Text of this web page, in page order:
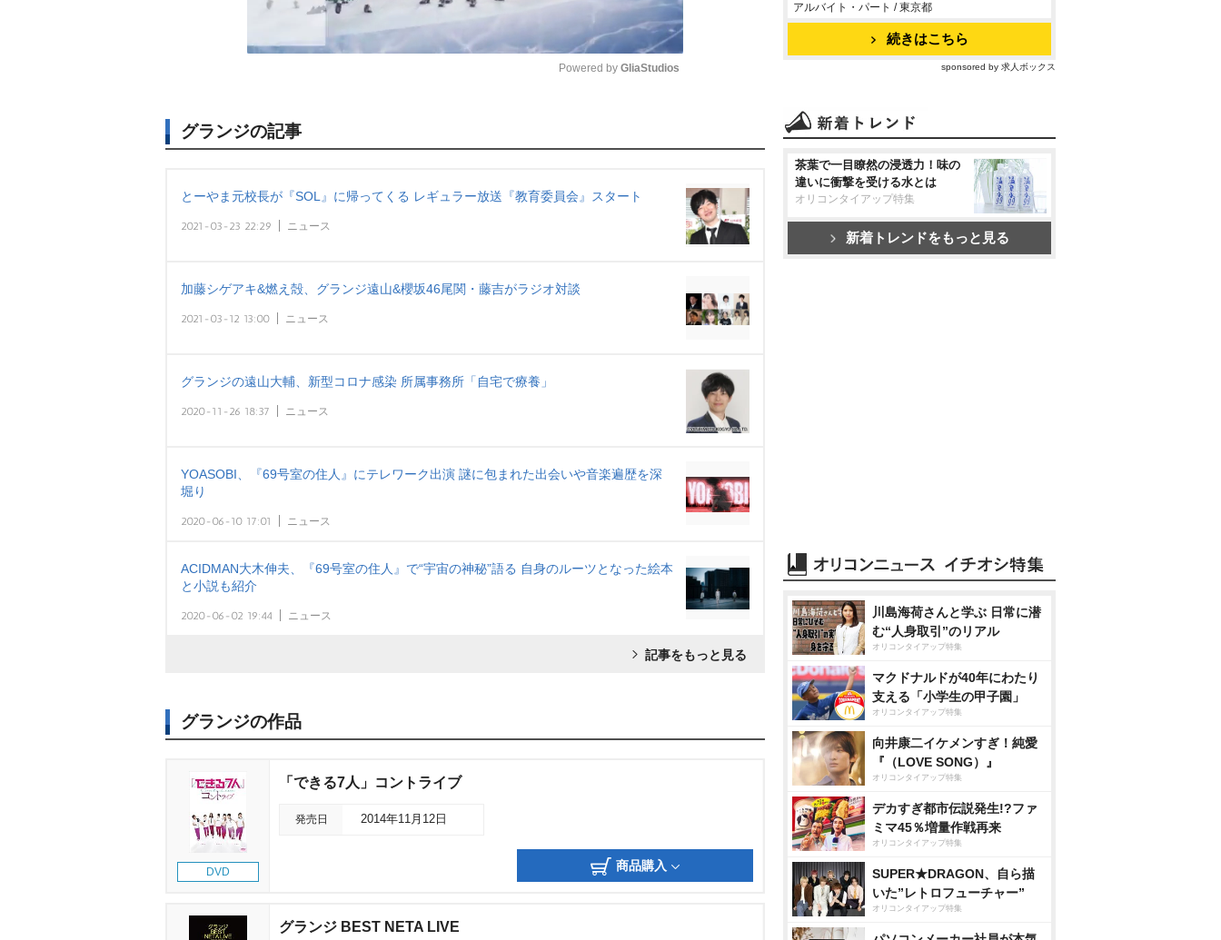
u
e
Powered by GliaStudios
グランジの記事
とーやま元校長が『SOL』に帰ってくる レギュラー放送『教育委員会』スタート
2021-03-23 22:29 ニュース
加藤シゲアキ&燃え殻、グランジ遠山&櫻坂46尾関・藤吉がラジオ対談
2021-03-12 13:00 ニュース
グランジの遠山大輔、新型コロナ感染 所属事務所「自宅で療養」
2020-11-26 18:37 ニュース
YOASOBI、『69号室の住人』にテレワーク出演 謎に包まれた出会いや音楽遍歴を深
堀り
2020-06-10 17:01 ニュース
ACIDMAN大木伸夫、『69号室の住人』で“宇宙の神秘”語る 自身のルーツとなった絵本
と小説も紹介
2020-06-02 19:44 ニュース
記事をもっと見る
グランジの作品
DVD
「できる7人」コントライブ
発売日 2014年11月12日
商品購入
グランジ BEST NETA LIVE
アルバイト・パート / 東京都
続きはこちら
sponsored by 求人ボックス
茶葉で一目瞭然の浸透力！味の
違いに衝撃を受ける水とは
オリコンタイアップ特集
新着トレンドをもっと見る
川島海荷さんと学ぶ 日常に潜
む“人身取引”のリアル
オリコンタイアップ特集
マクドナルドが40年にわたり
支える「小学生の甲子園」
オリコンタイアップ特集
向井康二イケメンすぎ！純愛
『（LOVE SONG）』
オリコンタイアップ特集
デカすぎ都市伝説発生!?ファ
ミマ45％増量作戦再来
オリコンタイアップ特集
SUPER★DRAGON、自ら描
いた”レトロフューチャー”
オリコンタイアップ特集